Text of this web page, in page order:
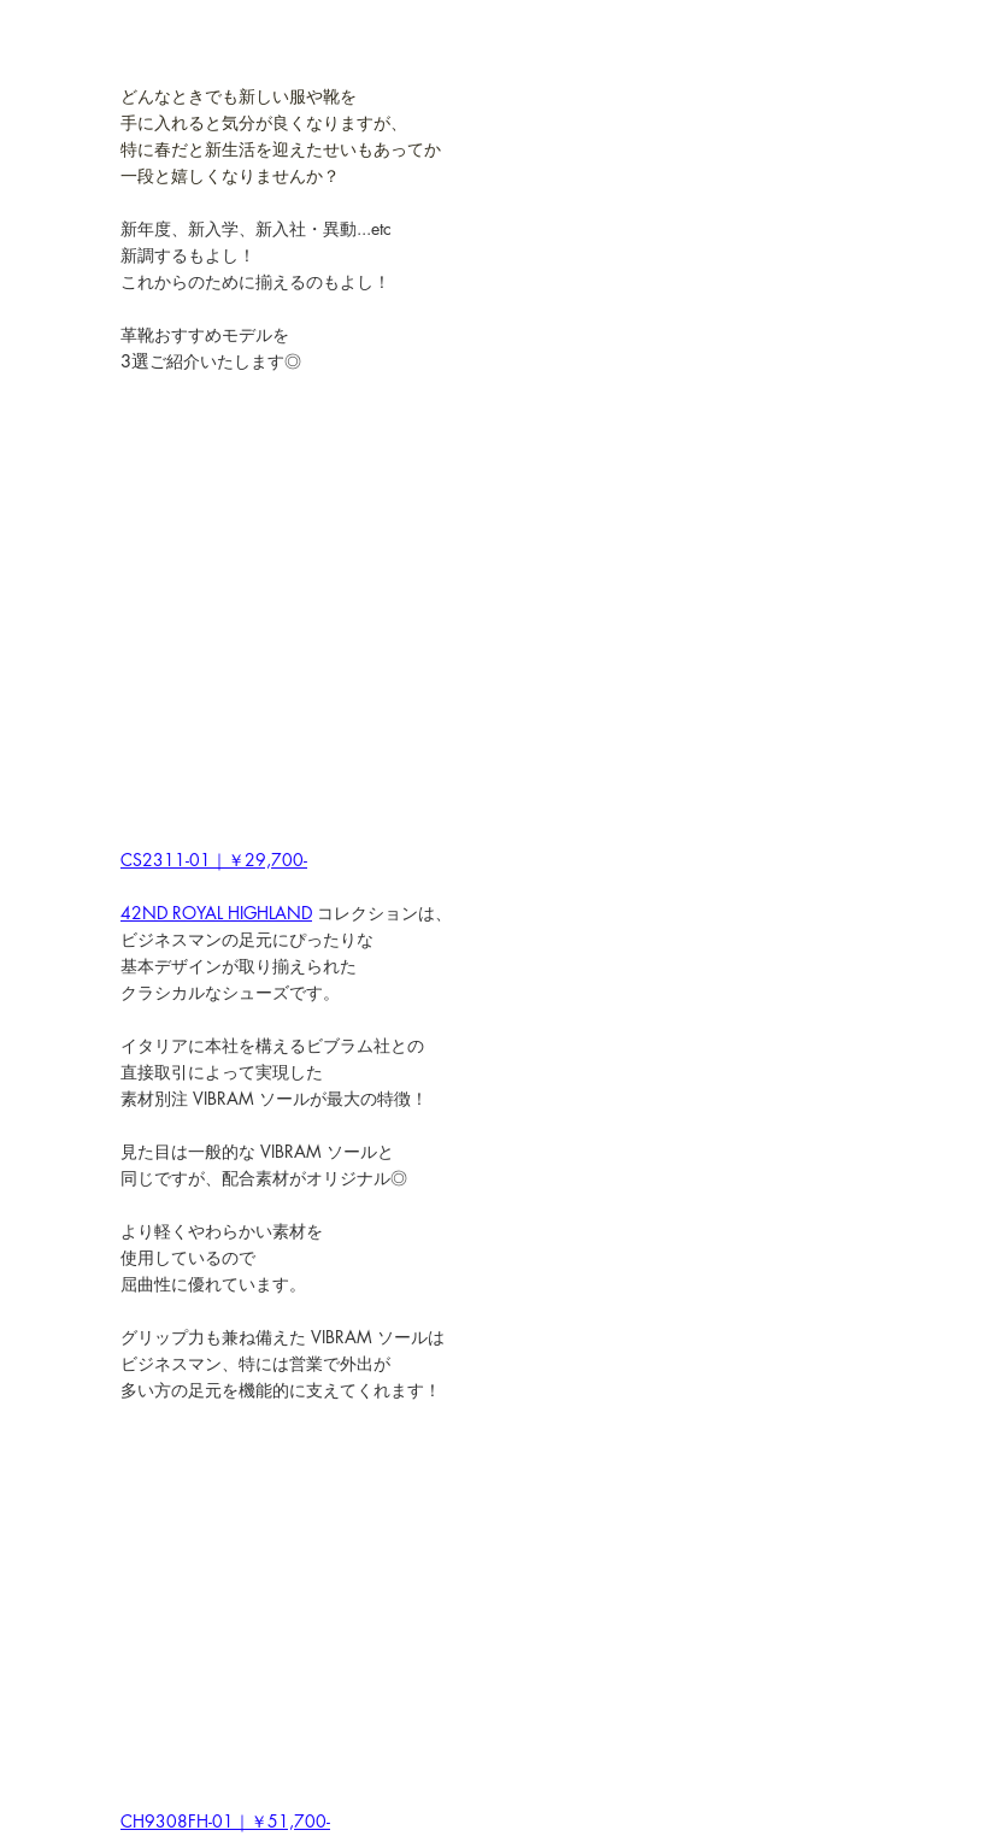
どんなときでも新しい服や靴を
手に入れると気分が良くなりますが、
特に春だと新生活を迎えたせいもあってか
一段と嬉しくなりませんか？
新年度、新入学、新入社・異動...etc
新調するもよし！
これからのために揃えるのもよし！
革靴おすすめモデルを
3選ご紹介いたします◎
CS2311-01｜￥29,700-
42ND ROYAL HIGHLAND コレクションは、
ビジネスマンの足元にぴったりな
基本デザインが取り揃えられた
クラシカルなシューズです。
イタリアに本社を構えるビブラム社との
直接取引によって実現した
素材別注 VIBRAM ソールが最大の特徴！
見た目は一般的な VIBRAM ソールと
同じですが、配合素材がオリジナル◎
より軽くやわらかい素材を
使用しているので
屈曲性に優れています。
グリップ力も兼ね備えた VIBRAM ソールは
ビジネスマン、特には営業で外出が
多い方の足元を機能的に支えてくれます！
CH9308FH-01｜￥51,700-